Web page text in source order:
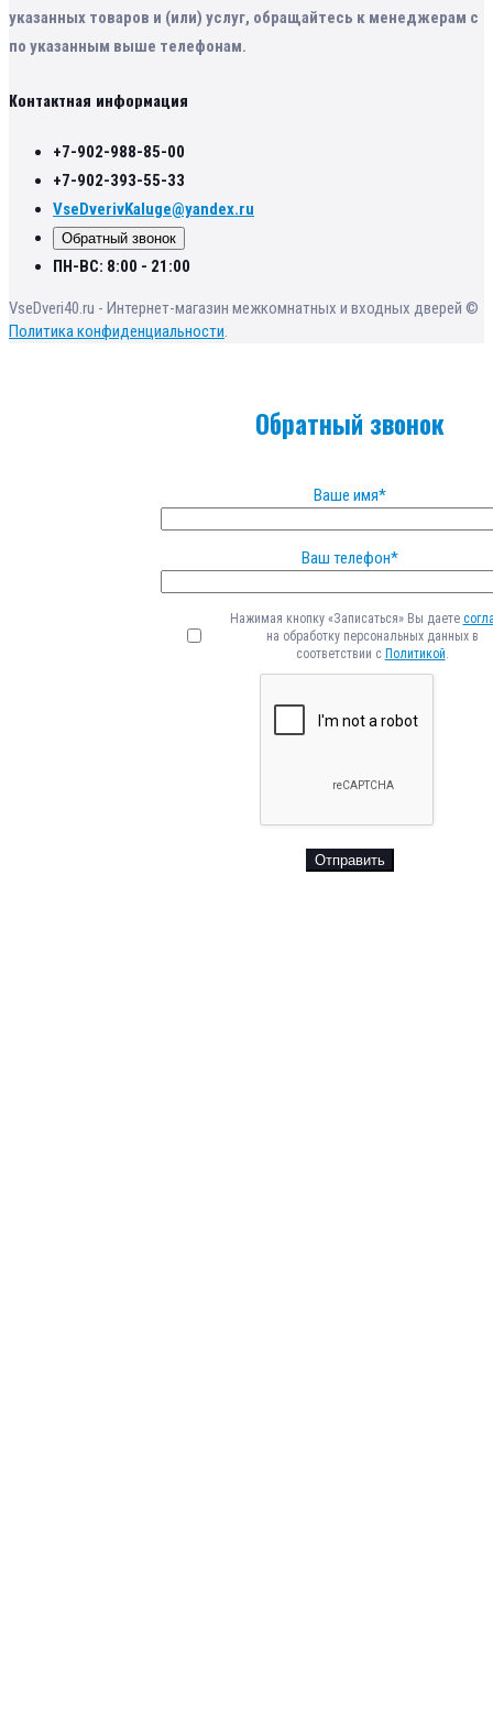
указанных товаров и (или) услуг, обращайтесь к менеджерам с
по указанным выше телефонам.
Контактная информация
+7-902-988-85-00
+7-902-393-55-33
VseDverivKaluge@yandex.ru
Обратный звонок
ПН-ВС: 8:00 - 21:00
VseDveri40.ru - Интернет-магазин межкомнатных и входных дверей ©
Политика конфиденциальности.
Обратный звонок
Ваше имя*
Ваш телефон*
Нажимая кнопку «Записаться» Вы даете
на обработку персональных данных в
соответствии с Политикой